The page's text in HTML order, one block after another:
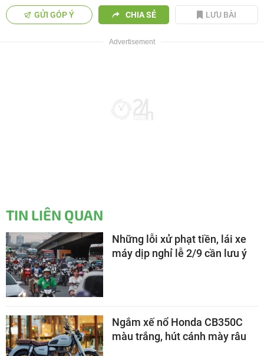
GỬI GÓP Ý CHIA SẺ LƯU BÀI
TIN LIÊN QUAN
Những lỗi xử phạt tiền, lái xe
máy dịp nghỉ lễ 2/9 cần lưu ý
Ngắm xế nổ Honda CB350C
màu trắng, hút cánh mày râu